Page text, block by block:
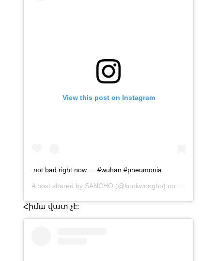
View this post on Instagram
not bad right now … #wuhan #pneumonia
A post shared by SANCHO (@kookwongho) on Jan 22,
Հիմա վատ չէ: